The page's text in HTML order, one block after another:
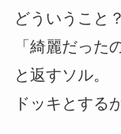
どういうこと
「綺麗だった
と返すソル。
ドッキとする